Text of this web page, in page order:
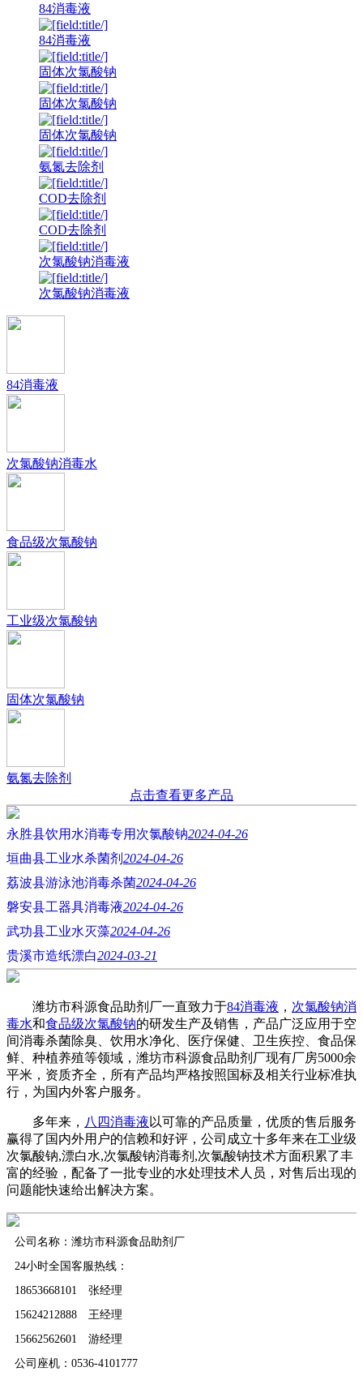
84消毒液
84消毒液
固体次氯酸钠
固体次氯酸钠
固体次氯酸钠
氨氮去除剂
COD去除剂
COD去除剂
次氯酸钠消毒液
次氯酸钠消毒液
84消毒液
次氯酸钠消毒水
食品级次氯酸钠
工业级次氯酸钠
固体次氯酸钠
氨氮去除剂
点击查看更多产品
永胜县饮用水消毒专用次氯酸钠2024-04-26
垣曲县工业水杀菌剂 2024-04-26
荔波县游泳池消毒杀菌2024-04-26
磐安县工器具消毒液2024-04-26
武功县工业水灭藻2024-04-26
贵溪市造纸漂白2024-03-21
潍坊市科源食品助剂厂一直致力于84消毒液 ， 次氯酸钠消
毒水和食品级次氯酸钠的研发生产及销售，产品广泛应用于空
间消毒杀菌除臭、饮用水净化、医疗保健、卫生疾控、食品保
鲜、种植养殖等领域，潍坊市科源食品助剂厂现有厂房5000余
平米，资质齐全，所有产品均严格按照国标及相关行业标准执
行，为国内外客户服务。
多年来， 八四消毒液 以可靠的产品质量，优质的售后服务
赢得了国内外用户的信赖和好评，公司成立十多年来在工业级
次氯酸钠,漂白水,次氯酸钠消毒剂,次氯酸钠技术方面积累了丰
富的经验，配备了一批专业的水处理技术人员，对售后出现的
问题能快速给出解决方案。
公司名称：潍坊市科源食品助剂厂
24小时全国客服热线：
18653668101 张经理
15624212888 王经理
15662562601 游经理
公司座机：0536-4101777